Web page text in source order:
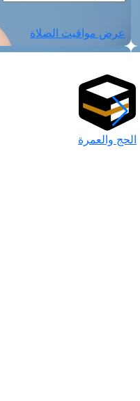
عرض مواقيت الصلاة
الحج والعمرة